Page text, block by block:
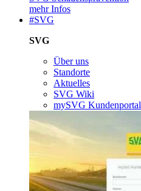
mehr Infos
#SVG
SVG
Über uns
Standorte
Aktuelles
SVG Wiki
mySVG Kundenportal